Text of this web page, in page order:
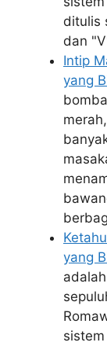
ditulis
dan
Intip
yang
yang